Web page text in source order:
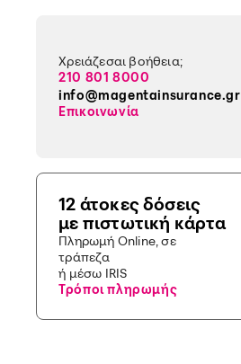
Χρειάζεσαι βοήθεια;
210 801 8000
info@magentainsurance.gr
Επικοινωνία
12 άτοκες δόσεις
με πιστωτική κάρτα
Πληρωμή Online, σε
τράπεζα
ή μέσω IRIS
Τρόποι πληρωμής